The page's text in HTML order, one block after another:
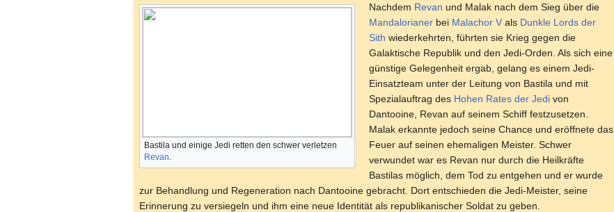
Bastila und einige Jedi retten den schwer verletzen
Revan.
Nachdem Revan und Malak nach dem Sieg über die
Mandalorianerbei Malachor Vals Dunkle Lords der
Sith wiederkehrten, führten sie Krieg gegen die
Galaktische Republik und den Jedi-Orden. Als sich eine
günstige Gelegenheit ergab, gelang es einem Jedi-
Einsatzteam unter der Leitung von Bastila und mit
Spezialauftrag des Hohen Rates der Jedivon
Dantooine, Revan auf seinem Schiff festzusetzen.
Malak erkannte jedoch seine Chance und eröffnete das
Feuer auf seinen ehemaligen Meister. Schwer
verwundet war es Revan nur durch die Heilkräfte
Bastilas möglich, dem Tod zu entgehen und er wurde
zur Behandlung und Regeneration nach Dantooine gebracht. Dort entschieden die Jedi-Meister, seine
Erinnerung zu versiegeln und ihm eine neue Identität als republikanischer Soldat zu geben.